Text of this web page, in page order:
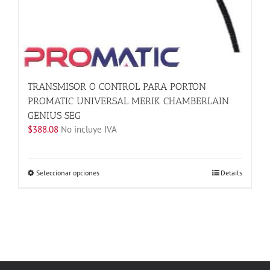
TRANSMISOR O CONTROL PARA PORTON
PROMATIC UNIVERSAL MERIK CHAMBERLAIN
GENIUS SEG
$388.08 No incluye IVA
Seleccionar opcionesEste
Details